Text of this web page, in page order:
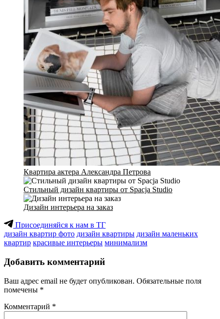
Квартира актера Александра Петрова
Стильный дизайн квартиры от Spacja Studio
Дизайн интерьера на заказ
Присоединяйся к нам в ТГ
дизайн квартир фото дизайн квартиры дизайн маленьких
квартир красивые интерьеры минимализм
Добавить комментарий
Ваш адрес email не будет опубликован. Обязательные поля
помечены *
Комментарий *